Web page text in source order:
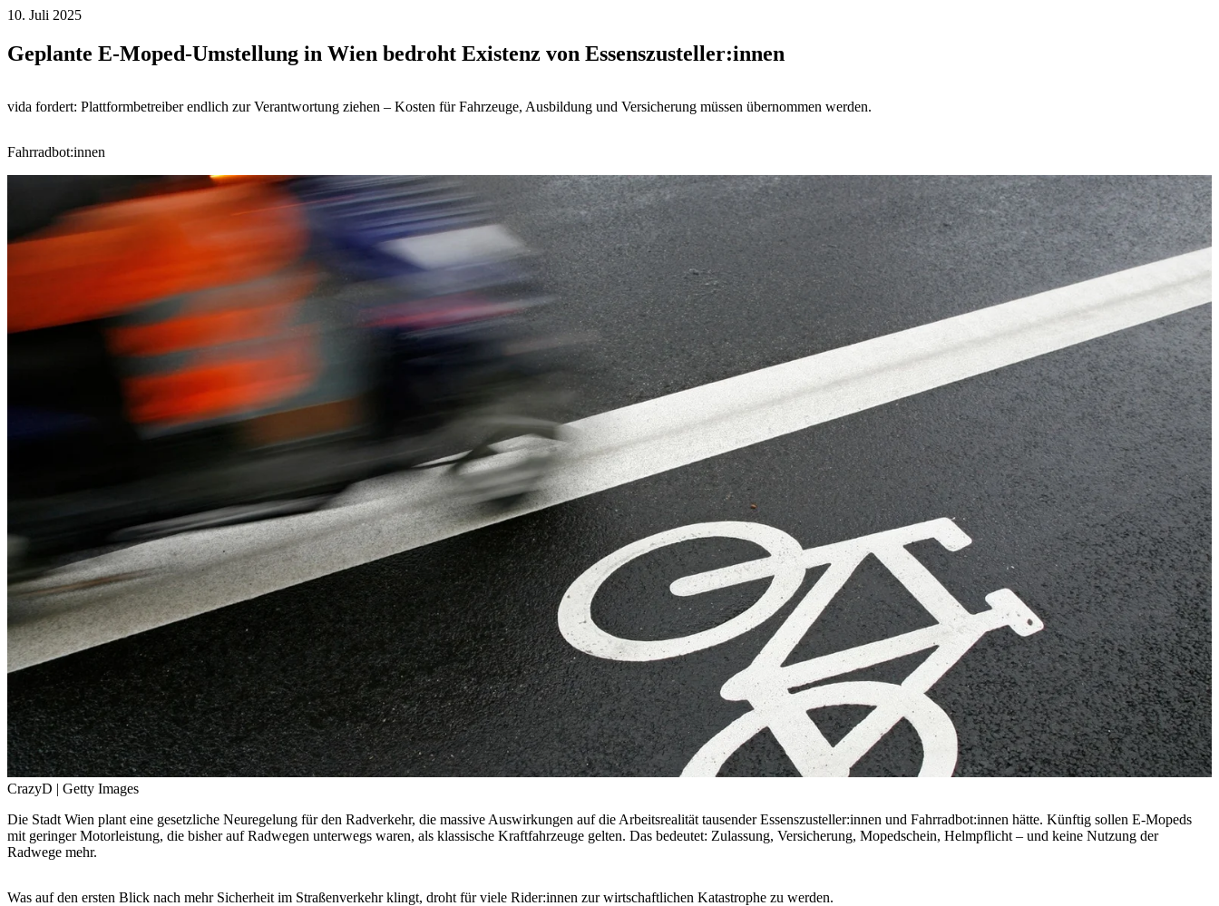
10. Juli 2025
Geplante E-Moped-Umstellung in Wien bedroht Existenz von Essenszusteller:innen
vida fordert: Plattformbetreiber endlich zur Verantwortung ziehen – Kosten für Fahrzeuge, Ausbildung und Versicherung müssen übernommen werden.
Fahrradbot:innen
CrazyD | Getty Images
Die Stadt Wien plant eine gesetzliche Neuregelung für den Radverkehr, die massive Auswirkungen auf die Arbeitsrealität tausender Essenszusteller:innen und Fahrradbot:innen hätte. Künftig sollen E-Mopeds
mit geringer Motorleistung, die bisher auf Radwegen unterwegs waren, als klassische Kraftfahrzeuge gelten. Das bedeutet: Zulassung, Versicherung, Mopedschein, Helmpflicht – und keine Nutzung der
Radwege mehr.
Was auf den ersten Blick nach mehr Sicherheit im Straßenverkehr klingt, droht für viele Rider:innen zur wirtschaftlichen Katastrophe zu werden.